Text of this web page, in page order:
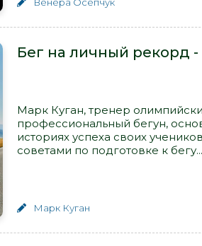
Бег на личный рекорд -
Марк Куган, тренер
профессиональный бегун,
историях успеха своих
советами по подготовке к бегу...
Марк Куган